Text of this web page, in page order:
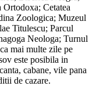
Cetatea
Zoologica; Muzeul
Titulescu; Parcul
Neologa; Turnul
mai multe zile pe
este posibila in
cabane, vile pana
de cazare.